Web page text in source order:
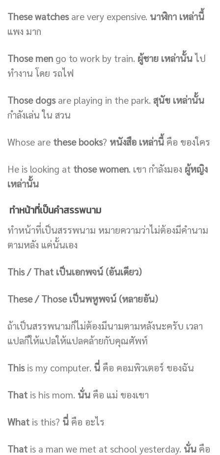
These watchesare very expensive. นาฬิกา เหล่านี้
แพง มาก
Those men go to work by train. ผู้ชาย เหล่านั้นไป
ทำงาน โดย รถไฟ
Those dogsare playing in the park. สุนัข เหล่านั้น
กำลังเล่น ใน สวน
Whose are these books? หนังสือ เหล่านี้ คือ ของใคร
He is looking at those women. เขา กำลังมอง ผู้หญิง
เหล่านั้น
ทำหน้าที่เป็นคำสรรพนาม
ทำหน้าที่เป็นสรรพนาม หมายความว่าไม่ต้องมีคำนาม
ตามหลัง แค่นั้นเอง
This / That เป็นเอกพจน์ (อันเดียว)
These / Those เป็นพหูพจน์ (หลายอัน)
ถ้าเป็นสรรพนามก็ไม่ต้องมีนามตามหลังนะครับ เวลา
แปลก็ให้แปลให้แปลคล้ายกับคุณศัพท์
Thisis my computer. นี่ คือ คอมพิวเตอร์ ของฉัน
That is his mom. นั่น คือ แม่ ของเขา
What is this? นี่ คือ อะไร
That is a man we met at school yesterday. นั่น คือ